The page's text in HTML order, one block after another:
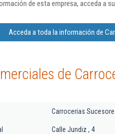
de esta empresa, acceda a
Acceda a toda la información de
de
Carrocerias
Calle Jundiz , 4